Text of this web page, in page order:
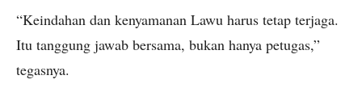
“Keindahan dan kenyamanan Lawu harus tetap terjaga.
Itu tanggung jawab bersama, bukan hanya petugas,”
tegasnya.